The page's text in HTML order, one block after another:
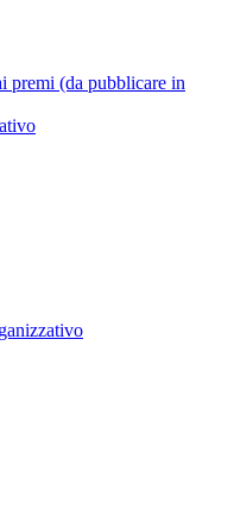
premi (da pubblicare in